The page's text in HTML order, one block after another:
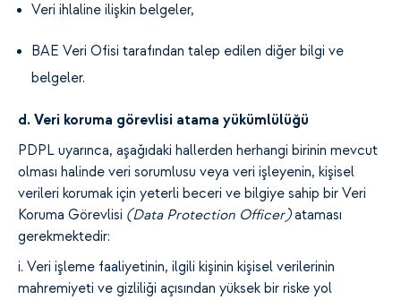
Veri ihlaline ilişkin belgeler,
BAE Veri Ofisi tarafından talep edilen diğer bilgi ve
belgeler.
d. Veri koruma görevlisi atama yükümlülüğü
PDPL uyarınca, aşağıdaki hallerden herhangi birinin mevcut
olması halinde veri sorumlusu veya veri işleyenin, kişisel
verileri korumak için yeterli beceri ve bilgiye sahip bir Veri
Koruma Görevlisi (Data Protection Officer)ataması
gerekmektedir:
i. Veri işleme faaliyetinin, ilgili kişinin kişisel verilerinin
mahremiyeti ve gizliliği açısından yüksek bir riske yol